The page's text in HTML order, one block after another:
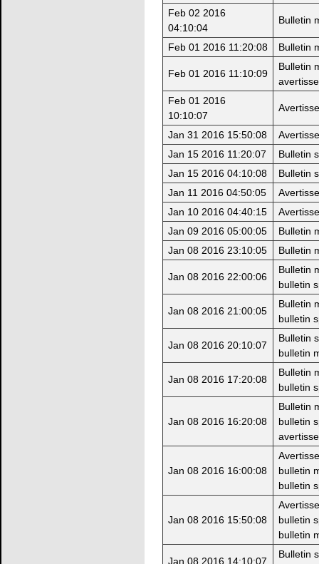
Feb 02 2016
04:10:04
Bulletin
Feb 01 2016 11:20:08 Bulletin
Feb 01 2016 11:10:09
Bulletin
Feb 01 2016
10:10:07
Jan 31 2016 15:50:08
Jan 15 2016 11:20:07
Bulletin
Jan 15 2016 04:10:08
Bulletin
Jan 11 2016 04:50:05
Jan 10 2016 04:40:15
Jan 09 2016 05:00:05
Bulletin
Jan 08 2016 23:10:05
Bulletin
Jan 08 2016 22:00:06
Bulletin
bulletin
Jan 08 2016 21:00:05
Bulletin
bulletin
Jan 08 2016 20:10:07
Bulletin
bulletin
Jan 08 2016 17:20:08
Bulletin
bulletin
Jan 08 2016 16:20:08
Bulletin
bulletin
Jan 08 2016 16:00:08
bulletin
bulletin
Jan 08 2016 15:50:08
bulletin
bulletin
Jan 08 2016 14:10:07
Bulletin